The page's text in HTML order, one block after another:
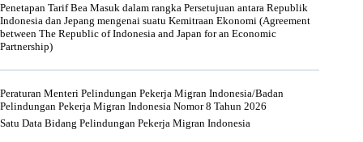
Penetapan Tarif Bea Masuk dalam rangka Persetujuan antara Republik
Indonesia dan Jepang mengenai suatu Kemitraan Ekonomi (Agreement
between The Republic of Indonesia and Japan for an Economic
Partnership)
Peraturan Menteri Pelindungan Pekerja Migran Indonesia/Badan
Pelindungan Pekerja Migran Indonesia Nomor 8 Tahun 2026
Satu Data Bidang Pelindungan Pekerja Migran Indonesia